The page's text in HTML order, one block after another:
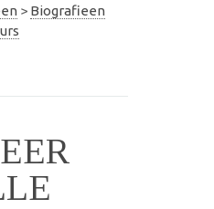
> Biografieen